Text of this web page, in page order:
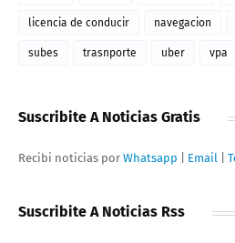
licencia de conducir navegacion
subes trasnporte uber vpa
Suscribite A Noticias Gratis
Recibi noticias por Whatsapp Email
Suscribite A Noticias Rss